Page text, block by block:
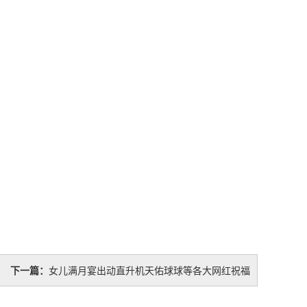
下一篇： 女儿满月宴出动直升机天佑球球等各大网红祝福